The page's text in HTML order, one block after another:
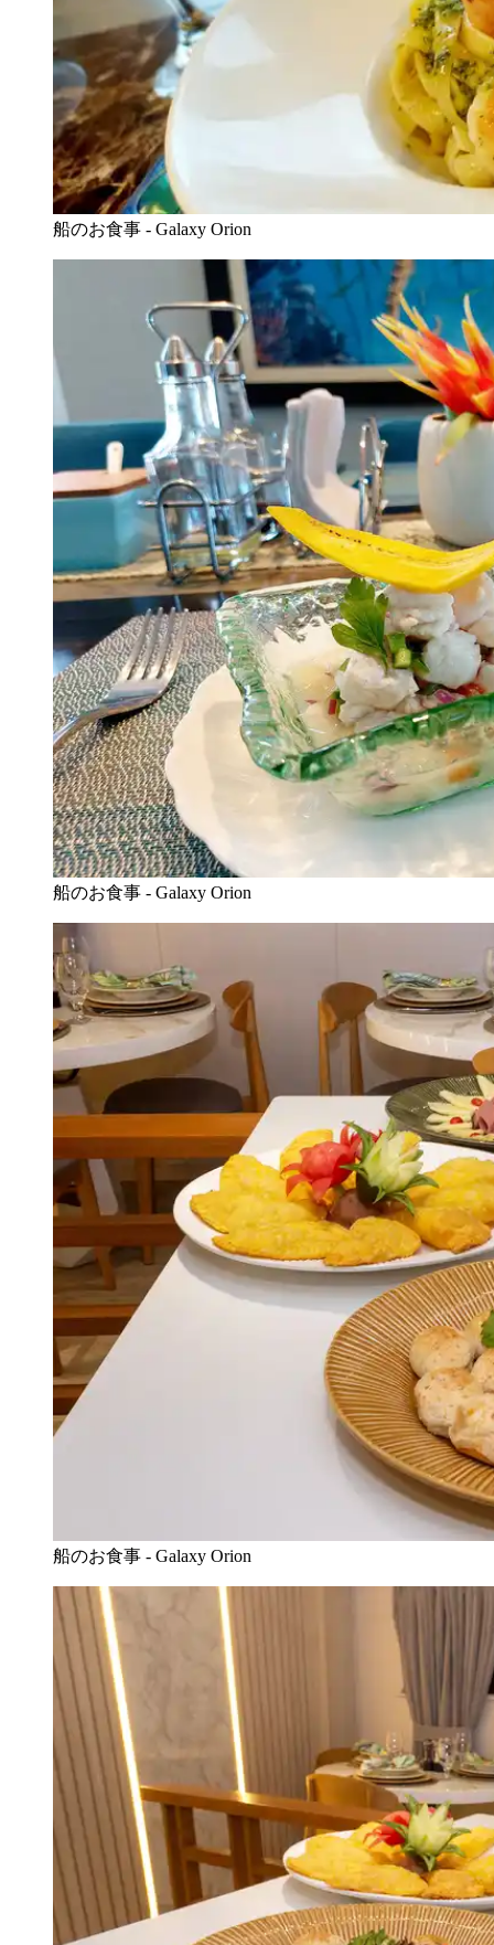
船のお食事 - Galaxy Orion
船のお食事 - Galaxy Orion
船のお食事 - Galaxy Orion